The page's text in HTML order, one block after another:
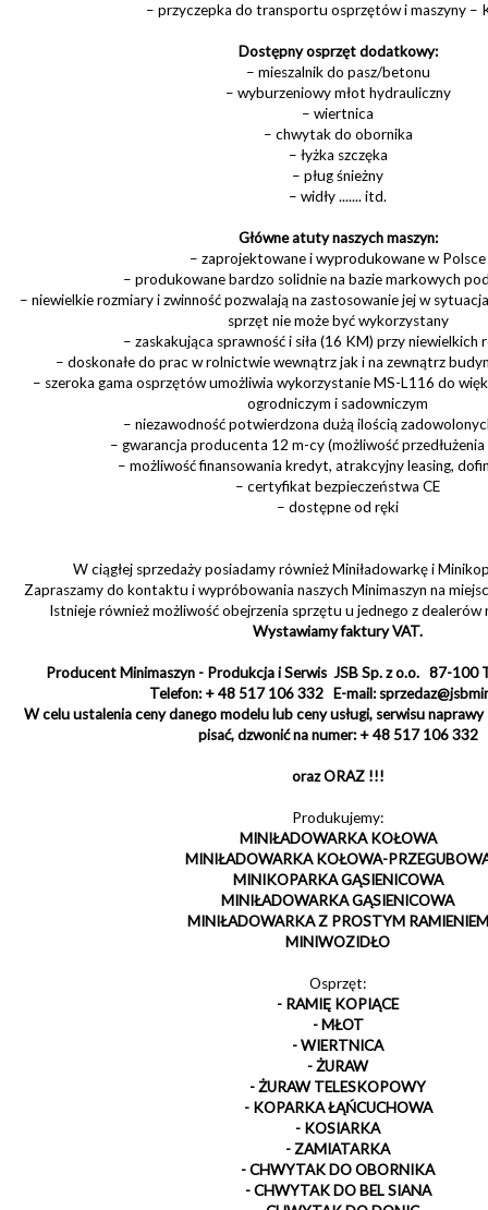
– przyczepka do transportu osprzętów i maszyny –
Dostępny osprzęt dodatkowy:
– mieszalnik do pasz/betonu
– wyburzeniowy młot hydrauliczny
– wiertnica
– chwytak do obornika
– łyżka szczęka
– pług śnieżny
– widły ....... itd.
Główne atuty naszych maszyn:
– zaprojektowane i wyprodukowane w Polsce
– produkowane bardzo solidnie na bazie markowych
– niewielkie rozmiary i zwinność pozwalają na zastosowanie jej w
sprzęt nie może być wykorzystany
– zaskakująca sprawność i siła (16 KM) przy niewielkich
– doskonałe do prac w rolnictwie wewnątrz jak i na zewnątrz
– szeroka gama osprzętów umożliwia wykorzystanie MS-L116 do
ogrodniczym i sadowniczym
– niezawodność potwierdzona dużą ilością
– gwarancja producenta 12 m-cy (możliwość
– możliwość finansowania kredyt, atrakcyjny leasing,
– certyfikat bezpieczeństwa CE
– dostępne od ręki
W ciągłej sprzedaży posiadamy również Miniładowarkę i
Zapraszamy do kontaktu i wypróbowania naszych Minimaszyn na
Istnieje również możliwość obejrzenia sprzętu u jednego z dealerów
Wystawiamy faktury VAT.
Producent Minimaszyn - Produkcja i Serwis JSB Sp. z o.o. 87-100
Telefon: + 48 517 106 332 E-mail:
W celu ustalenia ceny danego modelu lub ceny usługi, serwisu
pisać, dzwonić na numer: + 48 517 106 332
oraz ORAZ !!!
Produkujemy:
MINIŁADOWARKA KOŁOWA
MINIŁADOWARKA KOŁOWA-
MINIKOPARKA GĄSIENICOWA
MINIŁADOWARKA GĄSIENICOWA
MINIŁADOWARKA Z PROSTYM RAMIENIEM
MINIWOZIDŁO
Osprzęt:
- RAMIĘ KOPIĄCE
- MŁOT
- WIERTNICA
- ŻURAW
- ŻURAW TELESKOPOWY
- KOPARKA ŁĄŃCUCHOWA
- KOSIARKA
- ZAMIATARKA
- CHWYTAK DO OBORNIKA
- CHWYTAK DO BEL SIANA